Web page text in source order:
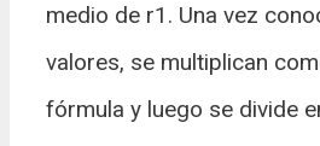
medio de r1. Una vez
valores, se multiplican
fórmula y luego se divide